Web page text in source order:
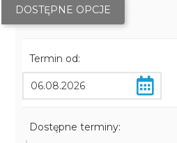
DOSTĘPNE OPCJE
Termin od:
Dostępne terminy: